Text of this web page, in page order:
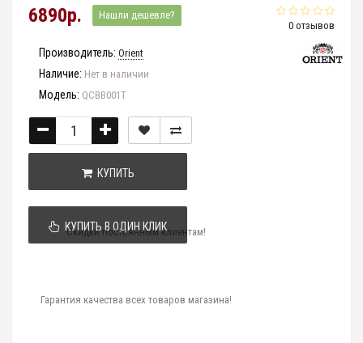
0 отзывов
6890р. Нашли дешевле?
Производитель: Orient
Наличие: Нет в наличии
Модель: QCBB001T
КУПИТЬ
КУПИТЬ В ОДИН КЛИК
Скидки постоянным клиентам!
Гарантия качества всех товаров магазина!